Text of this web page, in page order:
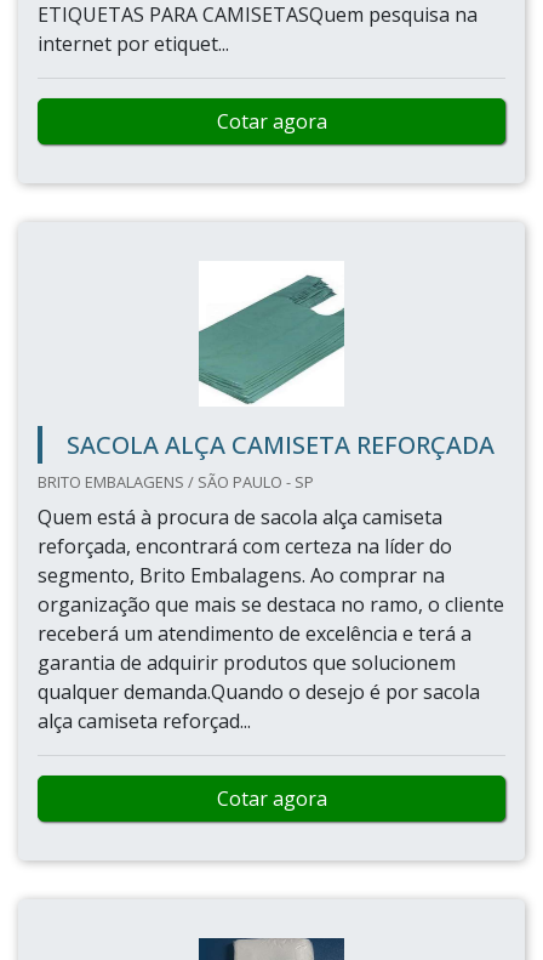
ETIQUETAS PARA CAMISETASQuem pesquisa na
internet por etiquet...
Cotar agora
SACOLA ALÇA CAMISETA REFORÇADA
BRITO EMBALAGENS / SÃO PAULO - SP
Quem está à procura de sacola alça camiseta
reforçada, encontrará com certeza na líder do
segmento, Brito Embalagens. Ao comprar na
organização que mais se destaca no ramo, o cliente
receberá um atendimento de excelência e terá a
garantia de adquirir produtos que solucionem
qualquer demanda.Quando o desejo é por sacola
alça camiseta reforçad...
Cotar agora